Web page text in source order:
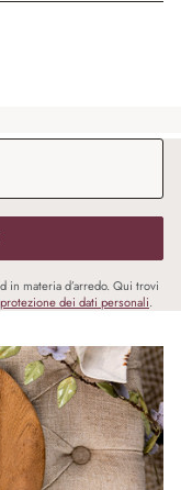
materia d’arredo. Qui trovi
protezione dei dati personali.